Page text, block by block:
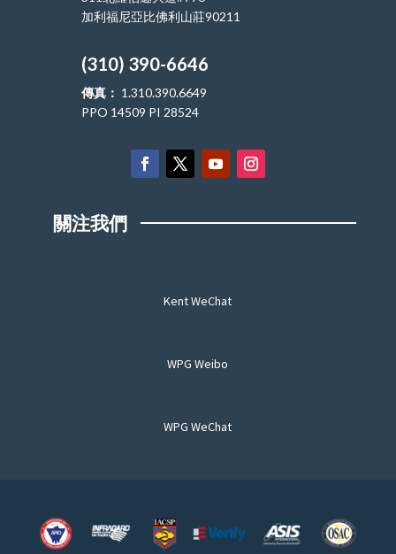
加利福尼亞比佛利山莊90211
(310) 390-6646
傳真： 1.310.390.6649
PPO 14509 PI 28524
關注我們
Kent WeChat
WPG Weibo
WPG WeChat